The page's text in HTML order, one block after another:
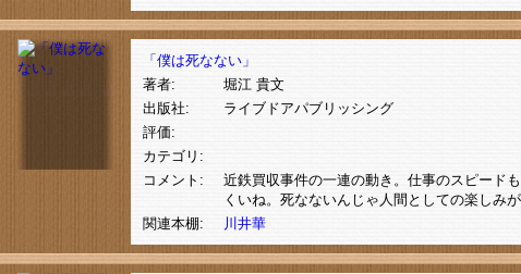
「僕は死なない」
著者:
堀江 貴文
出版社:
ライブドアパブリッシング
評価:
カテゴリ:
コメント:
近鉄買収事件の一連の動き。仕事のスピード
くいね。死なないんじゃ人間としての楽しみ
関連本棚:
川井華